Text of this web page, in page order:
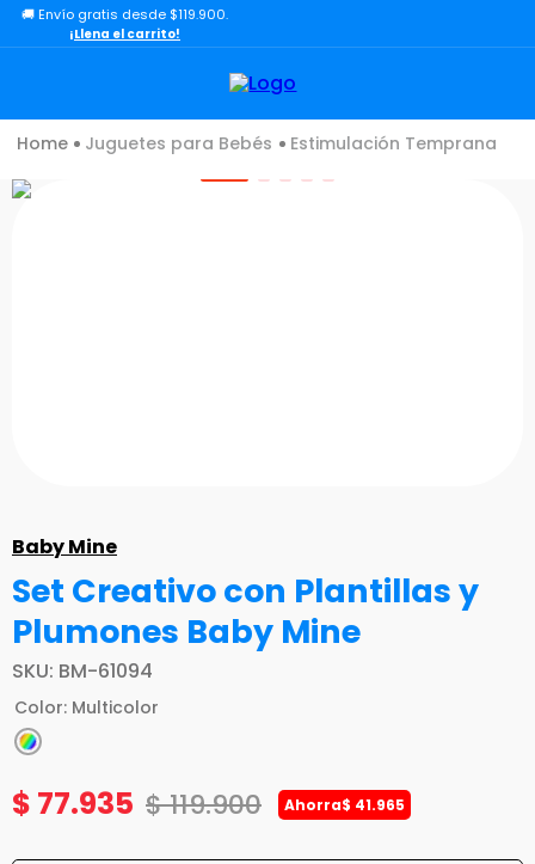
🚚 Envío gratis desde $119.900.
¡Llena el carrito!
Juguetes para Bebés Estimulación Temprana
Baby Mine
Set Creativo con Plantillas y
Plumones Baby Mine
SKU: BM-61094
Color: Multicolor
$ 77.935 $119.900 Ahorra$ 41.965
TÉRMINOS MÁS BUSCADOS
3.
carro
4